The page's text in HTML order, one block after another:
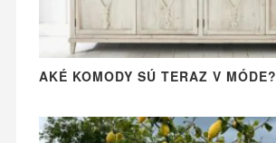
AKÉ KOMODY SÚ TERAZ V MÓDE?